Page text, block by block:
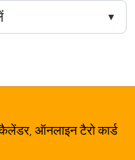
ऑनलाइन टैरो कार्ड